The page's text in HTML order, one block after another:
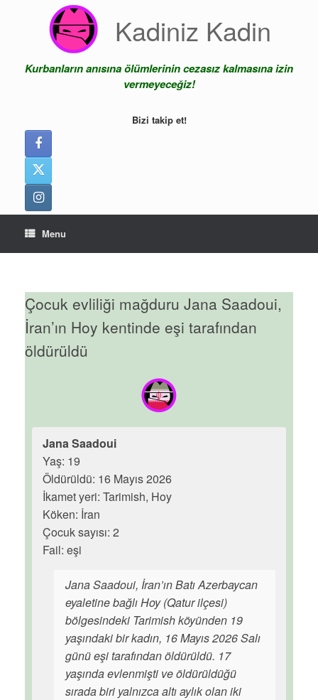
Kadiniz Kadin
Kurbanların anısına ölümlerinin cezasız kalmasına izin
vermeyeceğiz!
Bizi takip et!
Menu
Çocuk evliliği mağduru Jana Saadoui,
İran’ın Hoy kentinde eşi tarafından
öldürüldü
Jana Saadoui
Yaş: 19
Öldürüldü: 16 Mayıs 2026
İkamet yeri: Tarimish, Hoy
Köken: İran
Çocuk sayısı: 2
Fail: eşi
Jana Saadoui, İran’ın Batı Azerbaycan
eyaletine bağlı Hoy (Qatur ilçesi)
bölgesindeki Tarimish köyünden 19
yaşındaki bir kadın, 16 Mayıs 2026 Salı
günü eşi tarafından öldürüldü. 17
yaşında evlenmişti ve öldürüldüğü
sırada biri yalnızca altı aylık olan iki